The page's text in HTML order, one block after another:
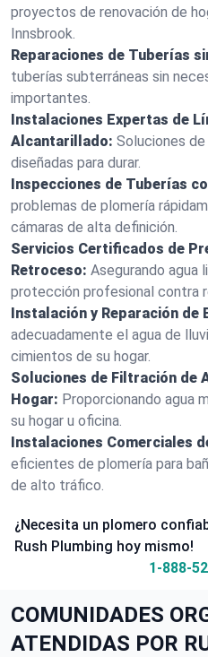
proyectos de renovación de
Innsbrook.
Reparaciones de Tuberías
tuberías subterráneas sin
importantes.
Instalaciones Expertas de
Alcantarillado: Soluciones
diseñadas para durar.
Inspecciones de Tuberías
problemas de plomería
cámaras de alta definición.
Servicios Certificados de
Retroceso: Asegurando agua
protección profesional contra
Instalación y Reparación de
adecuadamente el agua de
cimientos de su hogar.
Soluciones de Filtración de
Hogar: Proporcionando agua
su hogar u oficina.
Instalaciones Comerciales
eficientes de plomería para
de alto tráfico.
¿Necesita un plomero
Rush Plumbing hoy mismo!
1-888-
COMUNIDADES
ATENDIDAS POR